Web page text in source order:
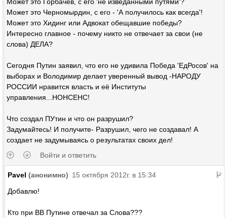
Может это Черномырдин, с его - 'А получилось как всегда'!
Может это Хидинг или Адвокат обещавшие победы?
Интересно главное - почему никто не отвечает за свои (не
слова) ДЕЛА?
Сегодня Путин заявил, что его не удивила Победа 'ЕдРосов' на
выборах и Володимир делает уверенный вывод -НАРОДУ
РОССИИ нравится власть и её Институты
управления...НОНСЕНС!
Что создал ПУтин и что он разрушил?
Задумайтесь! И получите- Разрушил, чего не создавал! А
создает не задумываясь о результатах своих дел!
Войти и ответить
Pavel (анонимно) 15 октября 2012г. в 15:34
Добавлю!
Кто при ВВ Путине отвечал за Слова???